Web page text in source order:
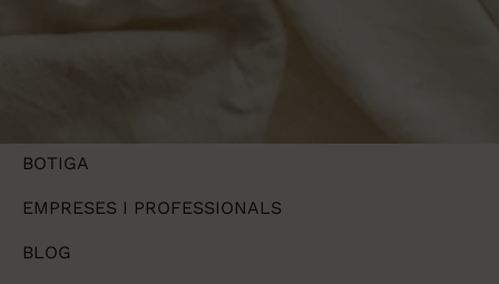
BOTIGA
EMPRESES I PROFESSIONALS
BLOG